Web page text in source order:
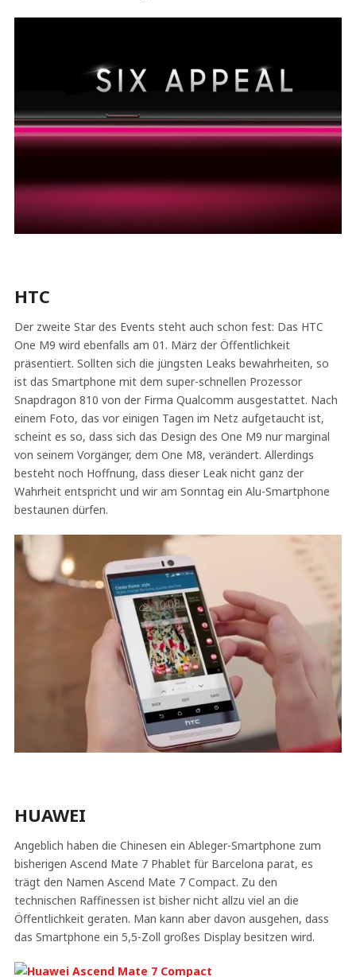
HTC
Der zweite Star des Events steht auch schon fest: Das HTC
One M9 wird ebenfalls am 01. März der Öffentlichkeit
präsentiert. Sollten sich die jüngsten Leaks bewahrheiten, so
ist das Smartphone mit dem super-schnellen Prozessor
Snapdragon 810 von der Firma Qualcomm ausgestattet. Nach
einem Foto, das vor einigen Tagen im Netz aufgetaucht ist,
scheint es so, dass sich das Design des One M9 nur marginal
von seinem Vorgänger, dem One M8, verändert. Allerdings
besteht noch Hoffnung, dass dieser Leak nicht ganz der
Wahrheit entspricht und wir am Sonntag ein Alu-Smartphone
bestaunen dürfen.
HUAWEI
Angeblich haben die Chinesen ein Ableger-Smartphone zum
bisherigen Ascend Mate 7 Phablet für Barcelona parat, es
trägt den Namen Ascend Mate 7 Compact. Zu den
technischen Raffinessen ist bisher nicht allzu viel an die
Öffentlichkeit geraten. Man kann aber davon ausgehen, dass
das Smartphone ein 5,5-Zoll großes Display besitzen wird.